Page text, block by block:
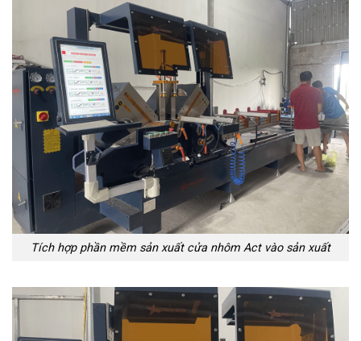
Tích hợp phần mềm sản xuất cửa nhôm Act vào sản xuất